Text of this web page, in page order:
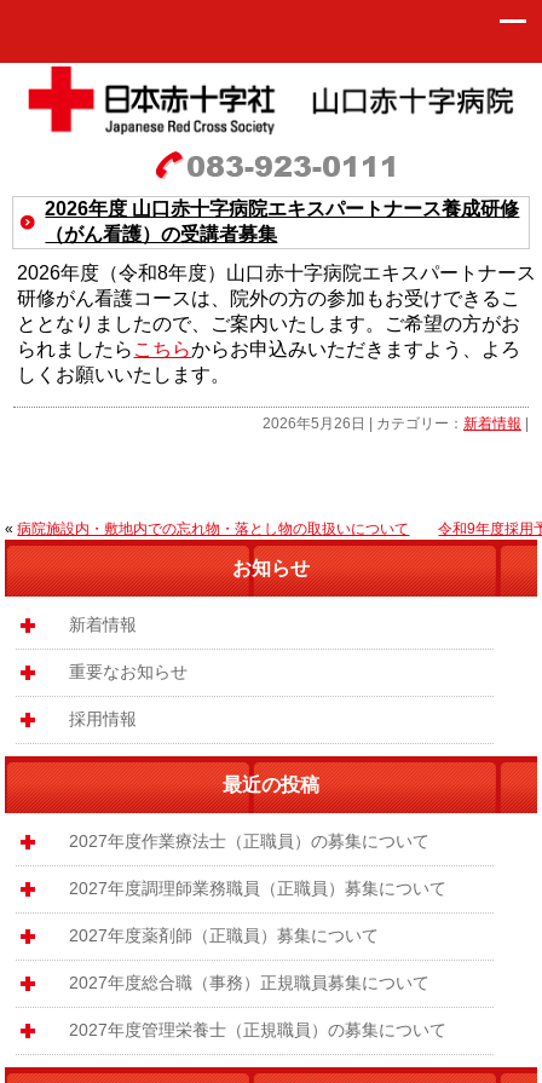
2026年度 山口赤十字病院エキスパートナース養成研修
（がん看護）の受講者募集
2026年度（令和8年度）山口赤十字病院エキスパートナース
研修がん看護コースは、院外の方の参加もお受けできるこ
ととなりましたので、ご案内いたします。ご希望の方がお
られましたら こちらからお申込みいただきますよう、よろ
しくお願いいたします。
2026年5月26日 | カテゴリー： 新着情報 |
«病院施設内・敷地内での忘れ物・落とし物の取扱いについて 令和9年度採
お知らせ
新着情報
重要なお知らせ
採用情報
最近の投稿
2027年度作業療法士（正職員）の募集について
2027年度調理師業務職員（正職員）募集について
2027年度薬剤師（正職員）募集について
2027年度総合職（事務）正規職員募集について
2027年度管理栄養士（正規職員）の募集について